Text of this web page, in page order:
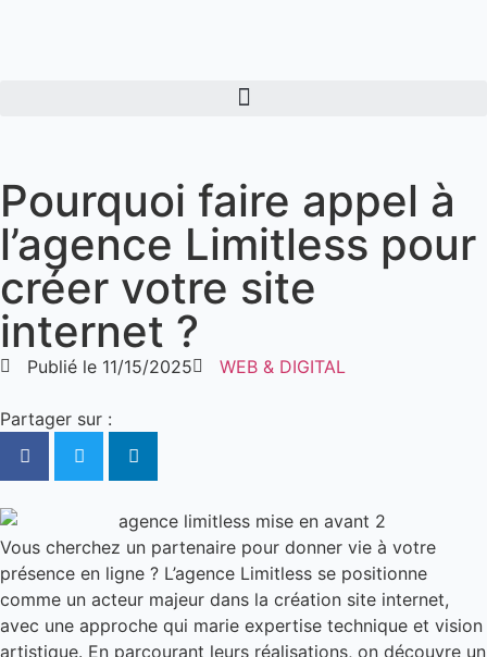
Pourquoi faire appel à
l’agence Limitless pour
créer votre site
internet ?
Publié le 11/15/2025 WEB & DIGITAL
Partager sur :
Vous cherchez un partenaire pour donner vie à votre
présence en ligne ? L’agence Limitless se positionne
comme un acteur majeur dans la création site internet,
avec une approche qui marie expertise technique et vision
artistique. En parcourant leurs réalisations, on découvre un